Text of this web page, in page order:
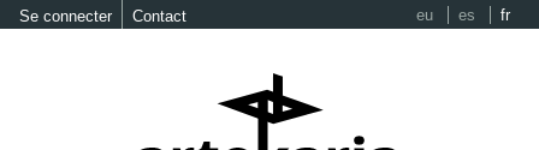
Se connecter Contact eu es fr